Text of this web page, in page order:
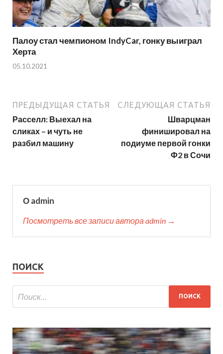
Палоу стал чемпионом IndyCar, гонку выиграл
Херта
05.10.2021
ПРЕДЫДУЩАЯ СТАТЬЯ
Расселл: Выехал на
сликах – и чуть не
разбил машину
СЛЕДУЮЩАЯ СТАТЬЯ
Шварцман
финишировал на
подиуме первой гонки
Ф2 в Сочи
О admin
Посмотреть все записи автора admin →
ПОИСК